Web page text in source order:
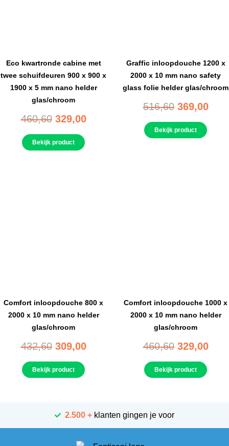
Eco kwartronde cabine met
twee schuifdeuren 900 x 900 x
1900 x 5 mm nano helder
glas/chroom
460,60 329,00
Bekijk product
Graffic inloopdouche 1200 x
2000 x 10 mm nano safety
glass folie helder glas/chroom
516,60 369,00
Bekijk product
Comfort inloopdouche 800 x
2000 x 10 mm nano helder
glas/chroom
432,60 309,00
Bekijk product
Comfort inloopdouche 1000 x
2000 x 10 mm nano helder
glas/chroom
460,60 329,00
Bekijk product
2.500 + klanten gingen je voor